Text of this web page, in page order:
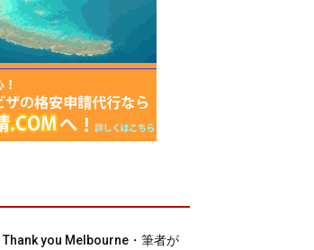
Thank you Melbourne・筆者が